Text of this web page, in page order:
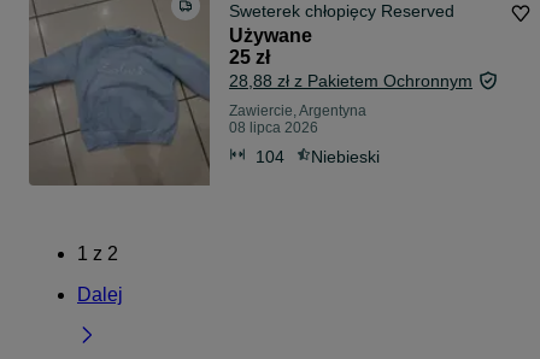
Sweterek chłopięcy Reserved
Używane
25 zł
28,88 zł z Pakietem Ochronnym
Zawiercie, Argentyna
08 lipca 2026
104 Niebieski
1 z 2
Dalej